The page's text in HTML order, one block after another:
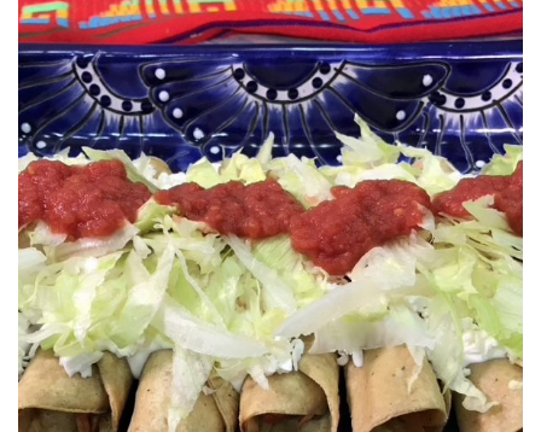
Tacos de carne deshebrada S&W